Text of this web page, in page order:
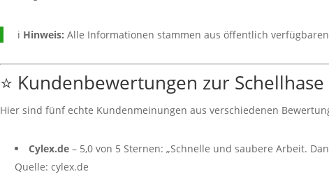
ℹ️ Hinweis: Alle Informationen stammen aus öffentlich
⭐ Kundenbewertungen zur
Hier sind fünf echte Kundenmeinungen aus verschiedenen
Cylex.de – 5,0 von 5 Sternen: „Schnelle und saubere Arbeit.
Quelle: cylex.de